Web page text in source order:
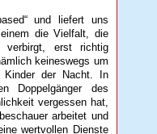
und liefert uns
die Vielfalt, die
verbirgt, erst richtig
keineswegs um
Kinder der Nacht. In
Doppelgänger des
vergessen hat,
arbeitet und
wertvollen Dienste